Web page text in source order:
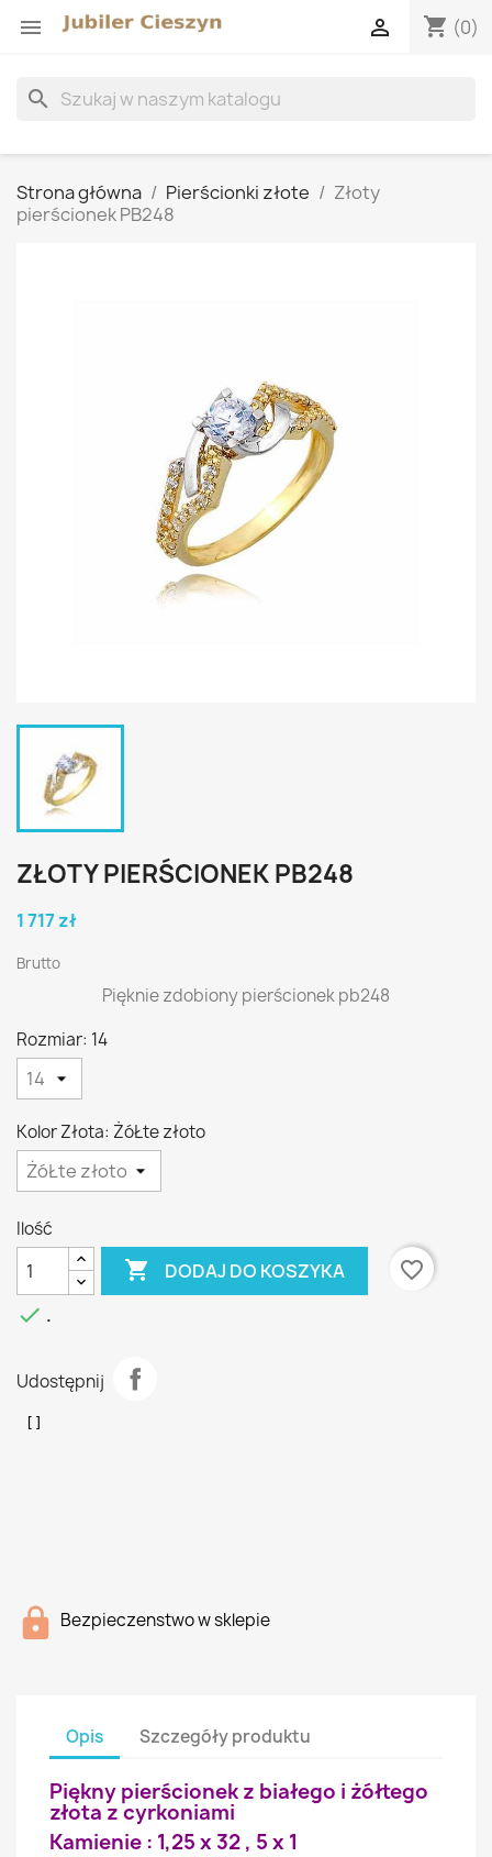
 shopping_cart (0)

search
Strona główna Pierścionki złote
Złoty
pierścionek PB248
ZŁOTY PIERŚCIONEK PB248
1 717 zł
Brutto
Pięknie zdobiony pierścionek pb248
Rozmiar: 14
Kolor Złota: ŻóŁte złoto
Ilość
 DODAJ DO KOSZYKA
favorite_border
 .
Udostępnij
Bezpieczenstwo w sklepie
Opis Szczegóły produktu
Piękny pierścionek z białego i żółtego
złota z cyrkoniami
Kamienie : 1,25 x 32 , 5 x 1